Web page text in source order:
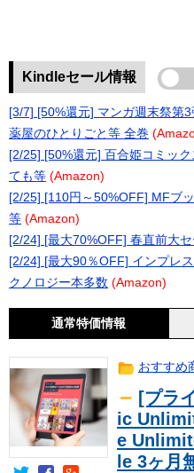
Kindleセール情報
[3/7] [50%還元] マンガ週末祭第
薬屋のひとりごと等 全巻
[2/25] [50%還元] 百合姫コミッ
ても等 (Amazon)
[2/25] [110円～50%OFF] MFブ
等 (Amazon)
[2/24] [最大70%OFF] 春直前大
[2/24] [最大90％OFF] インプレ
クノロジー本多数 (Amazon)
通常特価情報
おすすめ
[プラ
ic
e
le 3ヶ月